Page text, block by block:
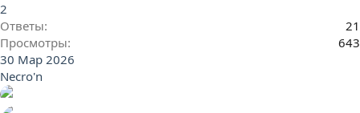
2
Ответы
21
Просмотры
643
30 Мар 2026
Necro'n